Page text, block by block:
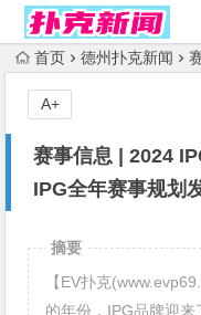
首页 德州扑克新闻 赛
赛事信息 | 2024
IPG全年赛事规划
A+
摘要
【EV扑克
的年份，IPG品牌迎